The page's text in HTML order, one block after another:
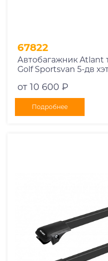
67822
Автобагажник Atlant
Golf Sportsvan 5-дв
10002+11114+11118
от 10 600 ₽
Подробнее